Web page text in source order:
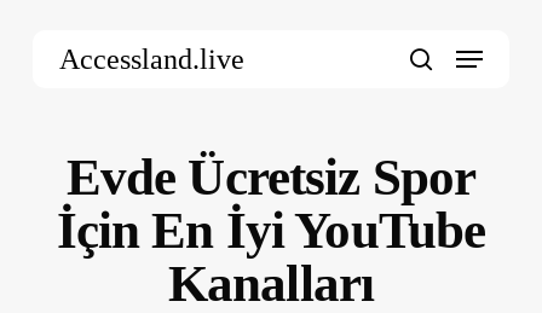
Accessland.live Menu
Evde Ücretsiz Spor
İçin En İyi YouTube
Kanalları